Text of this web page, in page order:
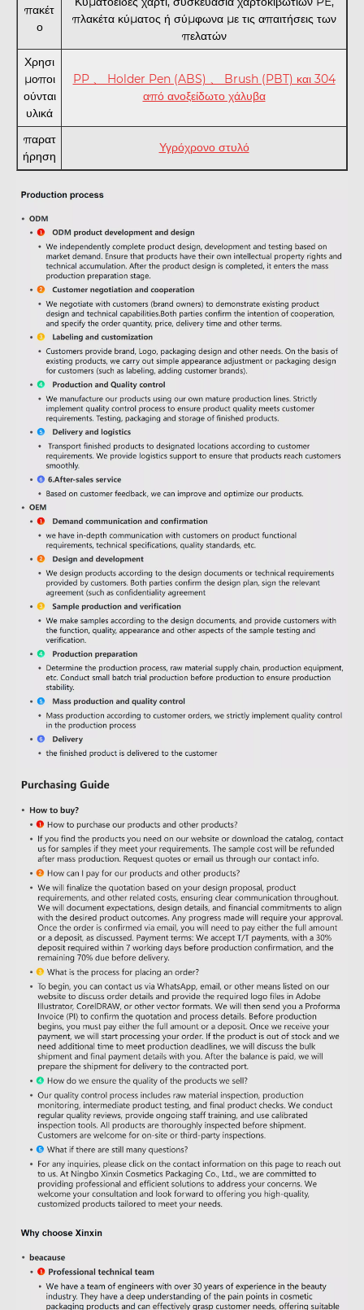
πακέτ
ο
πλακέτα κύματος ή σύμφωνα με τις απαιτήσεις των
πελατών
Χρησι
μοποι
ούνται
υλικά
PP 、 Holder Pen (ABS) 、 Brush (PBT) και 304
από ανοξείδωτο χάλυβα
παρατ
ήρηση
Υγρόχρονο στυλό